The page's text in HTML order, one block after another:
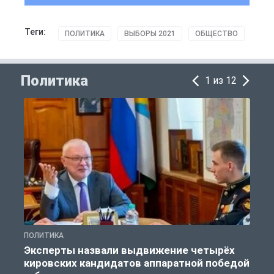
Теги: ПОЛИТИКА ВЫБОРЫ 2021 ОБЩЕСТВО
Политика 1 из 12
ПОЛИТИКА
Эксперты назвали выдвижение четырёх
кировских кандидатов аппаратной победой